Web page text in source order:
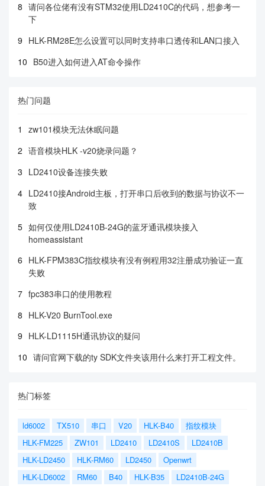
8 请问各位佬有没有STM32使用LD2410C的代码，想参考一
下
9 HLK-RM28E怎么设置可以同时支持串口透传和LAN口接入
10 B50进入如何进入AT命令操作
热门问题
1
zw101模块无法休眠问题
2 语音模块HLK -v20烧录问题？
3 LD2410设备连接失败
4 LD2410接Android主板，打开串口后收到的数据与协议不一
致
5 如何仅使用LD2410B-24G的蓝牙通讯模块接入
homeassistant
6 HLK-FPM383C指纹模块有没有例程用32注册成功验证一直
失败
7 fpc383串口的使用教程
8 HLK-V20 BurnTool.exe
9 HLK-LD1115H通讯协议的疑问
10 请问官网下载的ty SDK文件夹该用什么来打开工程文件。
热门标签
ld6002 TX510 串口 V20 HLK-B40
指纹模块
HLK-FM225
ZW101 LD2410 LD2410S
LD2410B
HLK-LD2450
HLK-RM60 LD2450
Openwrt
HLK-LD6002
RM60 B40 HLK-B35
LD2410B-24G